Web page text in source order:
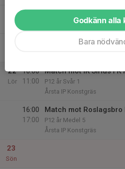
20
Tor
22
Lör
10:00
11:00
Match mot IK Sirius FK
P12 år Svår 1
Årsta IP Konstgräs
16:00
17:00
Match mot Roslagsbro
P12 år Medel 5
Årsta IP Konstgräs
23
Sön
Godkänn alla
Bara